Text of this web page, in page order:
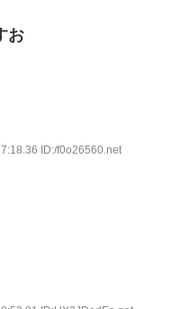
お
ID:/f0o26560.net